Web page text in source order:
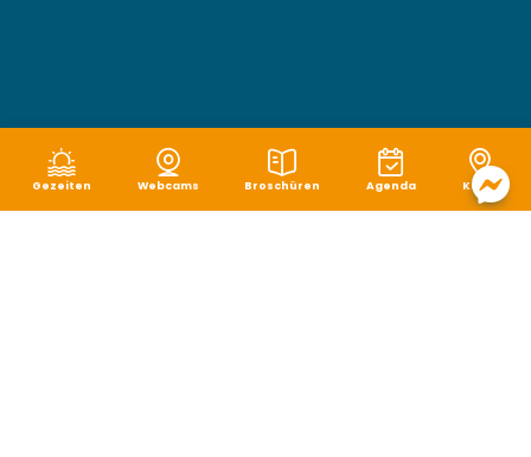
Gezeiten Webcams Broschüren Agenda Karte